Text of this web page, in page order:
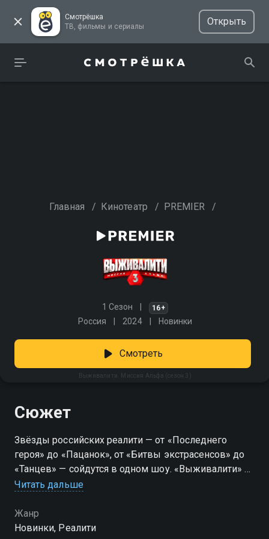
Смотрёшка
ТВ, фильмы и сериалы
Открыть
Главная / Кинотеатр / PREMIER /
1 Сезон 16+
Россия 2024 Новинки
Выживалити. Миссия Альфа (сезон 3)
Смотреть
Сюжет
Звёзды российских реалити — от «Последнего
героя» до «Пацанок», от «Битвы экстрасенсов» до
«Танцев» — сойдутся в одном шоу. «Выживалити» —
это место, где прошлые заслуги не имеют значения.
Взлом кодовых замков на время. Психологические
ловушки, где каждое решение может стоить
Читать дальше
Жанр
Новинки, Реалити